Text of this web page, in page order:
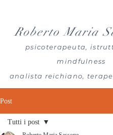
Roberto Maria
psicoterapeuta,
mindfulness
analista reichiano,
Post
Tutti i post